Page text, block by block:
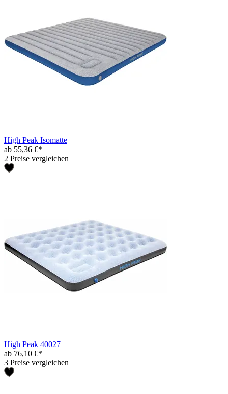
High Peak Isomatte
ab 55,36 €*
2 Preise vergleichen
High Peak 40027
ab 76,10 €*
3 Preise vergleichen